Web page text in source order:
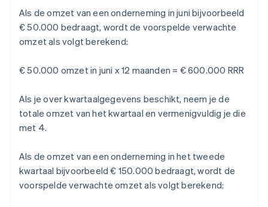
Als de omzet van een onderneming in juni bijvoorbeeld
€ 50.000 bedraagt, wordt de voorspelde verwachte
omzet als volgt berekend:
€ 50.000 omzet in juni x 12 maanden = € 600.000 RRR
Als je over kwartaalgegevens beschikt, neem je de
totale omzet van het kwartaal en vermenigvuldig je die
met 4.
Als de omzet van een onderneming in het tweede
kwartaal bijvoorbeeld € 150.000 bedraagt, wordt de
voorspelde verwachte omzet als volgt berekend: